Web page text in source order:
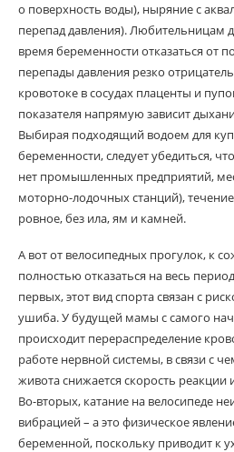
о поверхность воды), ныряние с
перепад давления). Любительницам
время беременности отказаться от
перепады давления резко
кровотоке в сосудах плаценты и
показателя напрямую зависит
Выбирая подходящий водоем для
беременности, следует убедиться,
нет промышленных предприятий,
моторно-лодочных станций),
ровное, без ила, ям и камней.
А вот от велосипедных прогулок, к
полностью отказаться на весь
первых, этот вид спорта связан с
ушиба. У будущей мамы с самого
происходит перераспределение
работе нервной системы, в связи с
живота снижается скорость
Во-вторых, катание на велосипеде
вибрацией – а это физическое
беременной, поскольку приводит к